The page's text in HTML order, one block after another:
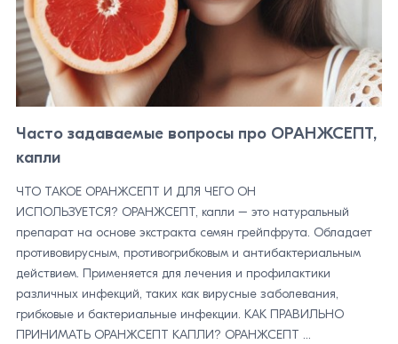
Часто задаваемые вопросы про ОРАНЖСЕПТ,
капли
ЧТО ТАКОЕ ОРАНЖСЕПТ И ДЛЯ ЧЕГО ОН
ИСПОЛЬЗУЕТСЯ? ОРАНЖСЕПТ, капли – это натуральный
препарат на основе экстракта семян грейпфрута. Обладает
противовирусным, противогрибковым и антибактериальным
действием. Применяется для лечения и профилактики
различных инфекций, таких как вирусные заболевания,
грибковые и бактериальные инфекции. КАК ПРАВИЛЬНО
ПРИНИМАТЬ ОРАНЖСЕПТ КАПЛИ? ОРАНЖСЕПТ ...